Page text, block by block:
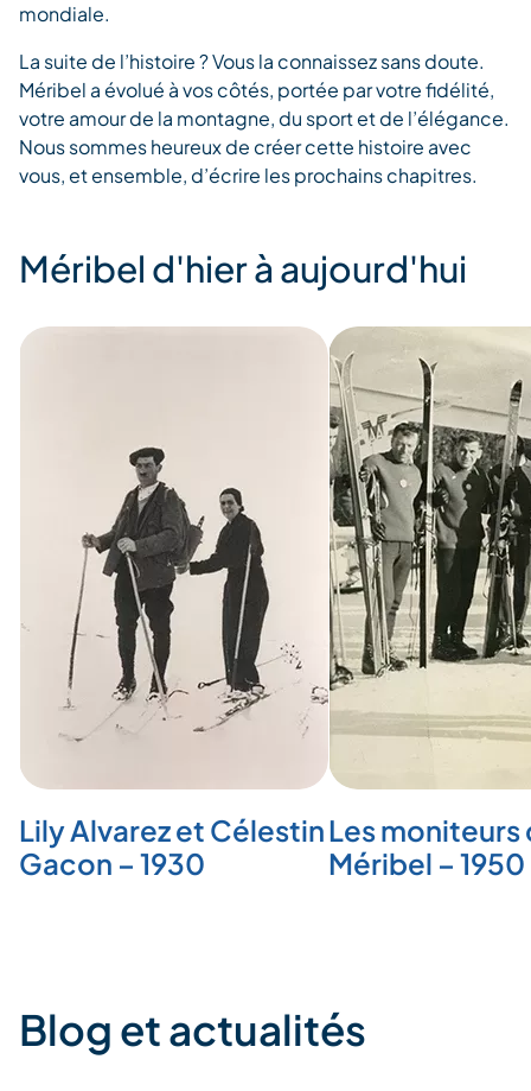
mondiale.
La suite de l’histoire ? Vous la connaissez sans doute.
Méribel a évolué à vos côtés, portée par votre fidélité,
votre amour de la montagne, du sport et de l’élégance.
Nous sommes heureux de créer cette histoire avec
vous, et ensemble, d’écrire les prochains chapitres.
Méribel d'hier à aujourd'hui
Lily Alvarez et Célestin
Gacon – 1930
Les moniteurs
Méribel – 1950
Blog et actualités